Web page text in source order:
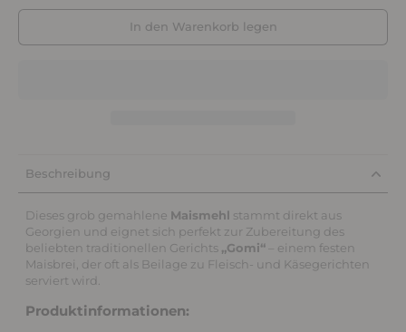
In den Warenkorb legen
Beschreibung
Dieses grob gemahlene Maismehl stammt direkt aus
Georgien und eignet sich perfekt zur Zubereitung des
beliebten traditionellen Gerichts „Gomi“ – einem festen
Maisbrei, der oft als Beilage zu Fleisch- und Käsegerichten
serviert wird.
Produktinformationen: